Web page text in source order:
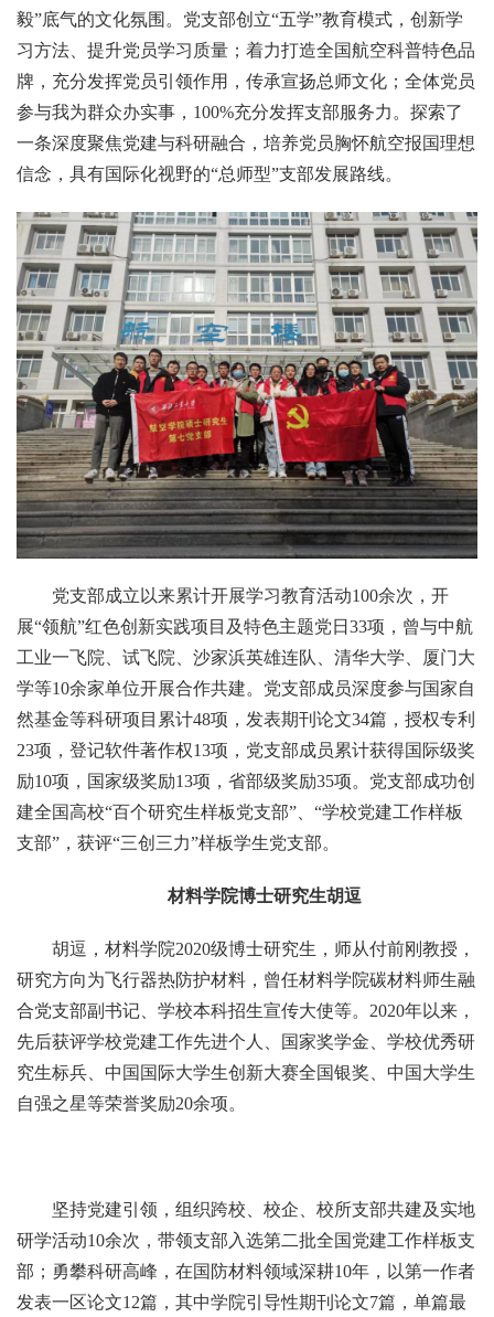
毅”底气的文化氛围。党支部创立“五学”教育模式，创新学
习方法、提升党员学习质量；着力打造全国航空科普特色品
牌，充分发挥党员引领作用，传承宣扬总师文化；全体党员
参与我为群众办实事，100%充分发挥支部服务力。探索了
一条深度聚焦党建与科研融合，培养党员胸怀航空报国理想
信念，具有国际化视野的“总师型”支部发展路线。
党支部成立以来累计开展学习教育活动100余次，开
展“领航”红色创新实践项目及特色主题党日33项，曾与中航
工业一飞院、试飞院、沙家浜英雄连队、清华大学、厦门大
学等10余家单位开展合作共建。党支部成员深度参与国家自
然基金等科研项目累计48项，发表期刊论文34篇，授权专利
23项，登记软件著作权13项，党支部成员累计获得国际级奖
励10项，国家级奖励13项，省部级奖励35项。党支部成功创
建全国高校“百个研究生样板党支部”、“学校党建工作样板
支部”，获评“三创三力”样板学生党支部。
材料学院博士研究生胡逗
胡逗，材料学院2020级博士研究生，师从付前刚教授，
研究方向为飞行器热防护材料，曾任材料学院碳材料师生融
合党支部副书记、学校本科招生宣传大使等。2020年以来，
先后获评学校党建工作先进个人、国家奖学金、学校优秀研
究生标兵、中国国际大学生创新大赛全国银奖、中国大学生
自强之星等荣誉奖励20余项。
坚持党建引领，组织跨校、校企、校所支部共建及实地
研学活动10余次，带领支部入选第二批全国党建工作样板支
部；勇攀科研高峰，在国防材料领域深耕10年，以第一作者
发表一区论文12篇，其中学院引导性期刊论文7篇，单篇最